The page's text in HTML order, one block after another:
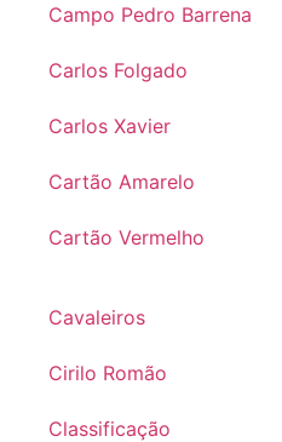
Campo Pedro Barrena
Carlos Folgado
Carlos Xavier
Cartão Amarelo
Cartão Vermelho
Cavaleiros
Cirilo Romão
Classificação